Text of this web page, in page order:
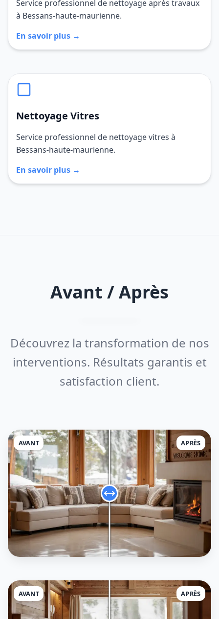
Service professionnel de nettoyage après travaux
à Bessans-haute-maurienne.
En savoir plus →
Nettoyage Vitres
Service professionnel de nettoyage vitres à
Bessans-haute-maurienne.
En savoir plus →
Avant / Après
Découvrez la transformation de nos
interventions. Résultats garantis et
satisfaction client.
AVANT APRÈS
AVANT APRÈS